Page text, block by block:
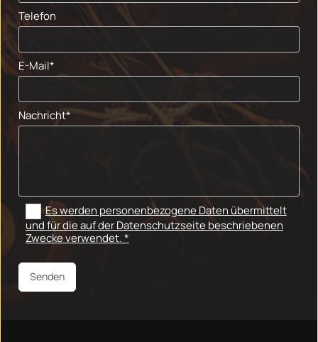
Telefon
E-Mail*
Nachricht*
Es werden personenbezogene Daten übermittelt
und für die auf der Datenschutzseite beschriebenen
Zwecke verwendet. *